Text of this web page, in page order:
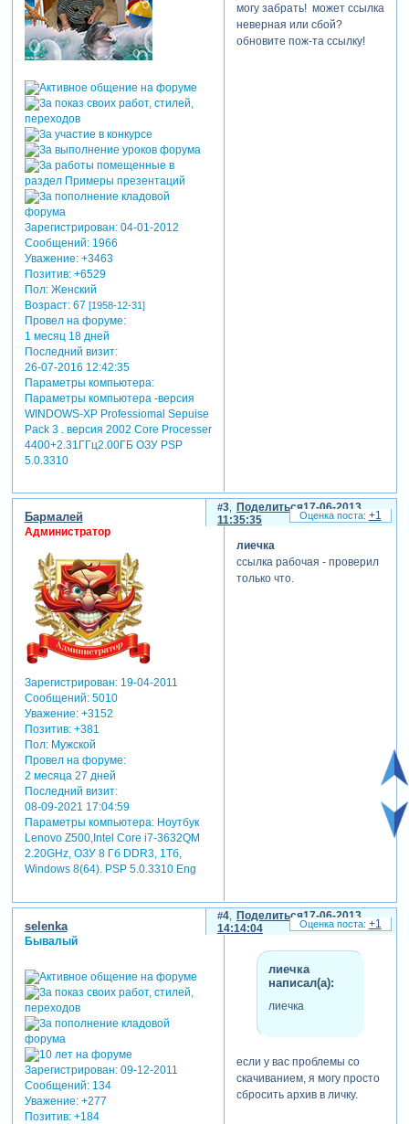
Зарегистрирован: 04-01-2012
Сообщений:1966
Уважение: +3463
Позитив: +6529
Пол:Женский
Возраст:67 [1958-12-31]
Провел на форуме:
1 месяц 18 дней
Последний визит:
26-07-2016 12:42:35
Параметры компьютера:
Параметры компьютера -версия
WINDOWS-XP Professiomal Sepuise
Pack 3 . версия 2002 Core Processer
4400+2.31ГГц2.00ГБ ОЗУ PSP
5.0.3310
могу забрать! может ссылка
неверная или сбой?
обновите пож-та ссылку!
Поделиться
3
17-06-2013
11:35:35
Бармалей
Администратор
Зарегистрирован: 19-04-2011
Сообщений:5010
Уважение: +3152
Позитив: +381
Пол:Мужской
Провел на форуме:
2 месяца 27 дней
Последний визит:
08-09-2021 17:04:59
Параметры компьютера:Ноутбук
Lenovo Z500,Intel Core i7-3632QM
2.20GHz, ОЗУ 8 Гб DDR3, 1Тб,
Windows 8(64). PSP 5.0.3310 Eng
лиечка
ссылка рабочая - проверил
только что.
+1
Поделиться
4
17-06-2013
14:14:04
selenka
Бывалый
Зарегистрирован: 09-12-2011
Сообщений:134
Уважение: +277
Позитив: +184
лиечка
написал(а):
лиечка
если у вас проблемы со
скачиванием, я могу просто
сбросить архив в личку.
+1